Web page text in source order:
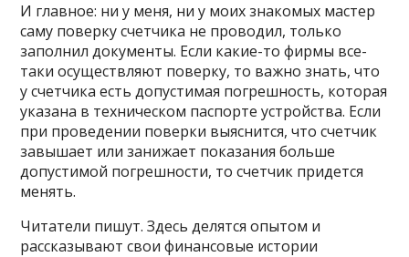
И главное: ни у меня, ни у моих знакомых мастер
саму поверку счетчика не проводил, только
заполнил документы. Если какие-то фирмы все-
таки осуществляют поверку, то важно знать, что
у счетчика есть допустимая погрешность, которая
указана в техническом паспорте устройства. Если
при проведении поверки выяснится, что счетчик
завышает или занижает показания больше
допустимой погрешности, то счетчик придется
менять.
Читатели пишут. Здесь делятся опытом и
рассказывают свои финансовые истории